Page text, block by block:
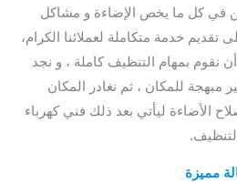
في كل ما يخص الإضاءة و مشاكل
تقديم خدمة متكاملة لعملائنا الكرام،
نقوم بمهام التنظيف كاملة ، و نجد
مبهجة للمكان ، ثم نغادر المكان
الأضاءة ليأتي بعد ذلك فني كهرباء
مميزة